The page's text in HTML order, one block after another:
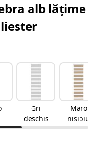
alb lățime
Gri
deschis
Maro
nisipiu